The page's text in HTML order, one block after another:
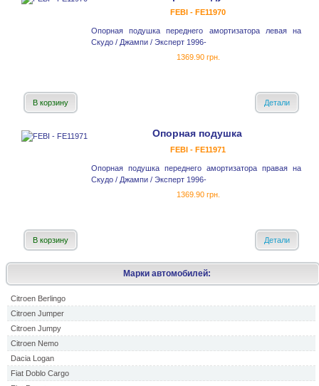
Марки автомобилей:
Citroen Berlingo
Citroen Jumper
Citroen Jumpy
Citroen Nemo
Dacia Logan
Fiat Doblo Cargo
FEBI - FE11970
Опорная подушка переднего амортизатора левая на
Скудо / Джампи / Эксперт 1996-
1369.90 грн.
В корзину Детали
Опорная подушка
FEBI - FE11971
Опорная подушка переднего амортизатора правая на
Скудо / Джампи / Эксперт 1996-
1369.90 грн.
В корзину Детали